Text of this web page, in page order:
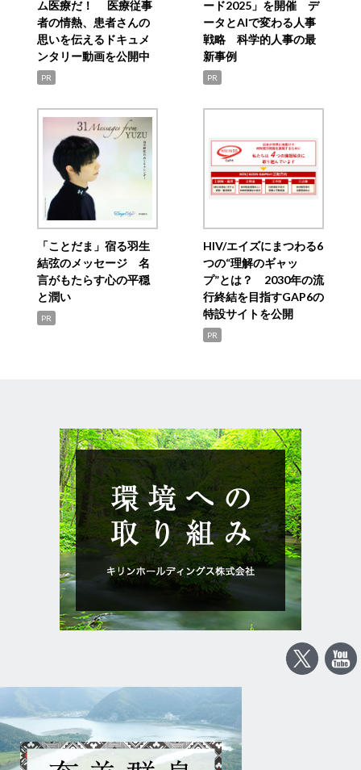
ム医療だ！ 医療従事
者の情熱、患者さんの
思いを伝えるドキュメ
ンタリー動画を公開中
PR
ード2025」を開催 デ
ータとAIで変わる人事
戦略 科学的人事の最
新事例
PR
「ことだま」宿る羽生
結弦のメッセージ 名
言がもたらす心の平穏
と潤い
PR
HIV/エイズにまつわる6
つの“理解のギャッ
プ”とは？ 2030年の流
行終結を目指すGAP6の
特設サイトを公開
PR